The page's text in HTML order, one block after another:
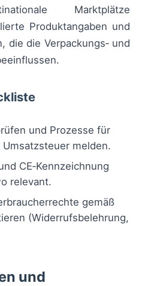
Marktplätze
Produktangaben und
die die Verpackungs‑ und
und Prozesse für
melden.
CE‑Kennzeichnung
relevant.
gemäß
(Widerrufsbelehrung,
und